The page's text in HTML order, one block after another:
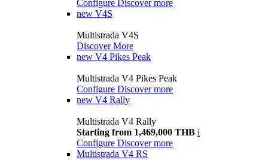
Configure Discover more
new V4S
Multistrada V4S
Discover More
new V4 Pikes Peak
Multistrada V4 Pikes Peak
Configure Discover more
new V4 Rally
Multistrada V4 Rally
Starting from 1,469,000 THB i
Configure Discover more
Multistrada V4 RS